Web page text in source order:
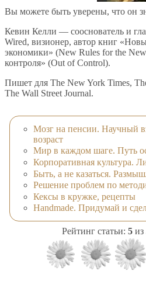
Вы можете быть уверены, что он
Кевин Келли — сооснователь и
Wired, визионер, автор книг
экономики» (New Rules for the
контроля» (Out of Control).
Пишет для The New York Times,
The Wall Street Journal.
Мозг на пенсии. Научный
возраст
Мир в каждом шаге. Путь
Корпоративная культура.
Быть, а не казаться.
Решение проблем по
Кексы в кружке, рецепты
Handmade. Придумай и
Рейтинг статьи: 5из